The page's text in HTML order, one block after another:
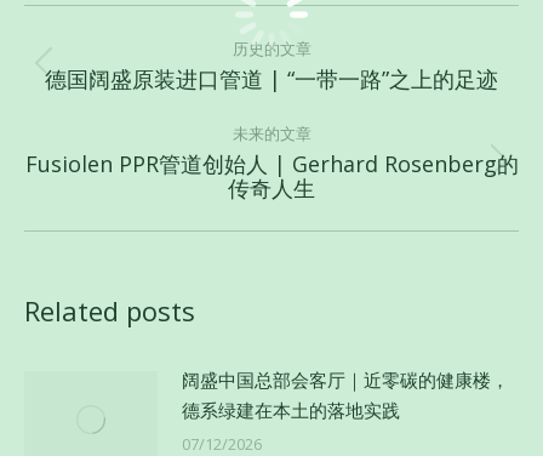
文
章
导
历史的文章
历
的
章：
德国阔盛原装进口管道 | “一带一路”之上的足迹
未来的文章
未
来
的
Fusiolen PPR管道创始人 | Gerhard Rosenberg的
传奇人生
Related posts
阔盛中国总部会客厅｜近零碳的健康楼，
德系绿建在本土的落地实践
07/12/2026